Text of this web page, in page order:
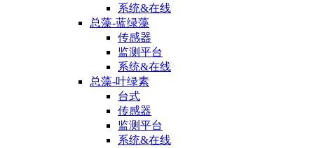
系统&在线
总藻-蓝绿藻
传感器
监测平台
系统&在线
总藻-叶绿素
台式
传感器
监测平台
系统&在线